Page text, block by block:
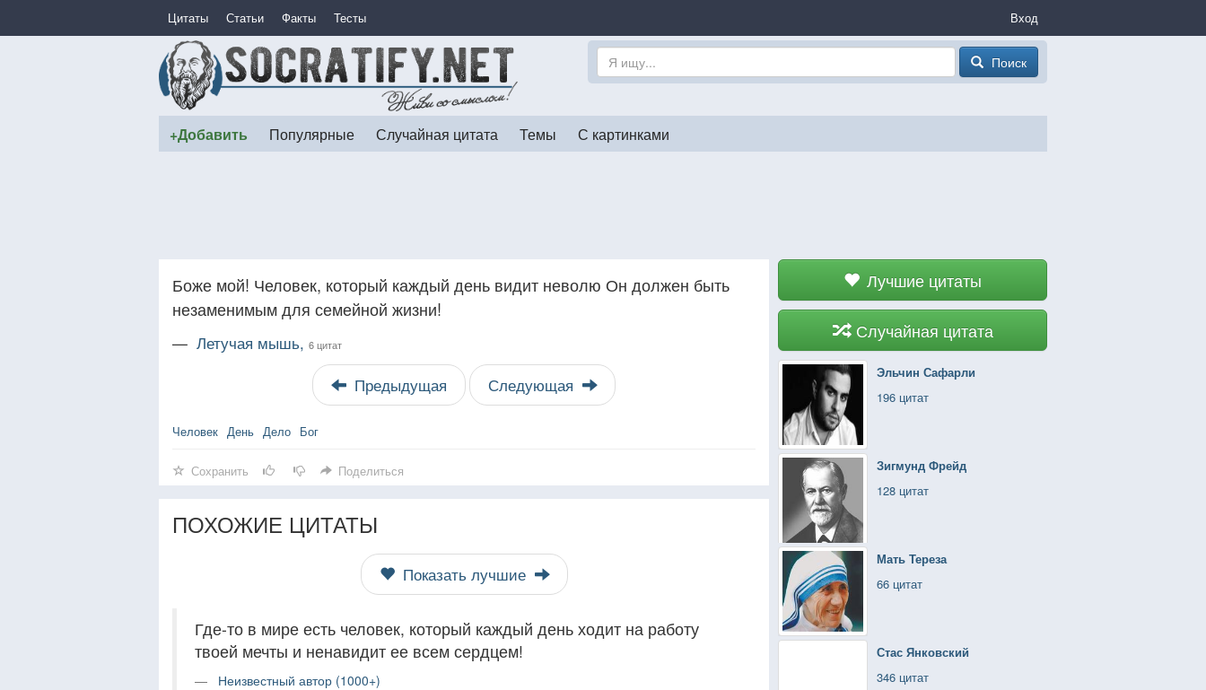
Цитаты Статьи Факты Тесты Вход
Поиск
+Добавить Популярные Случайная цитата Темы С картинками
Лучшие цитаты
Случайная цитата
Эльчин Сафарли
196 цитат
Зигмунд Фрейд
128 цитат
Мать Тереза
66 цитат
Стас Янковский
346 цитат
Боже мой! Человек, который каждый день видит неволю Он должен быть
незаменимым для семейной жизни!
— Летучая мышь, 6 цитат
Предыдущая Следующая
Человек День Дело Бог
Сохранить Поделиться
ПОХОЖИЕ ЦИТАТЫ
Показать лучшие
Где-то в мире есть человек, который каждый день ходит на работу
твоей мечты и ненавидит ее всем сердцем!
Неизвестный автор (1000+)